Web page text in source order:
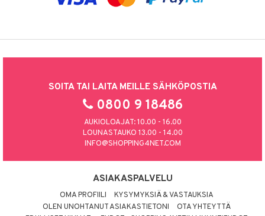
SOITA TAI LAITA MEILLE SÄHKÖPOSTIA
0800 9 18486
AUKIOLOAJAT: 10.00 - 16.00
LOUNASTAUKO 13.00 - 14.00
INFO@SHOPPING4NET.COM
ASIAKASPALVELU
OMA PROFIILI
KYSYMYKSIÄ & VASTAUKSIA
OLEN UNOHTANUT ASIAKASTIETONI
OTA YHTEYTTÄ